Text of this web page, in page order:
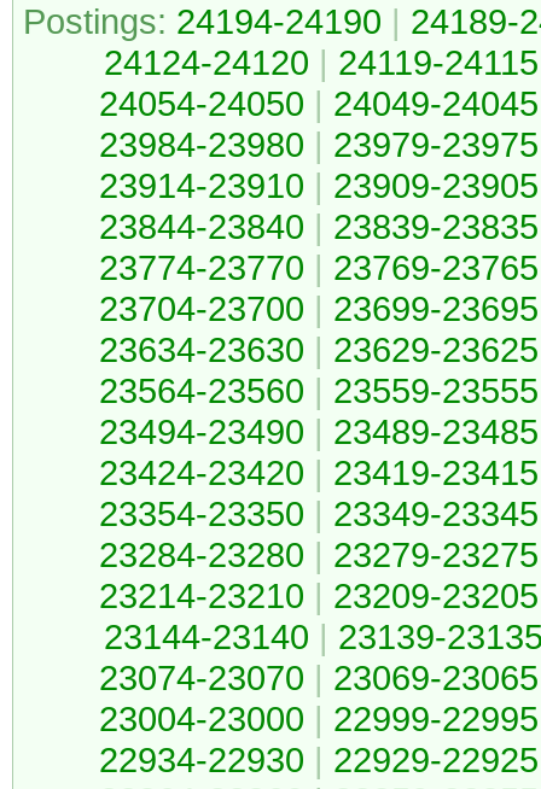
Postings: 24194-24190 | 24189-
24124-24120 | 24119-24115
24054-24050 | 24049-24045
23984-23980 | 23979-23975
23914-23910 | 23909-23905
23844-23840 | 23839-23835
23774-23770 | 23769-23765
23704-23700 | 23699-23695
23634-23630 | 23629-23625
23564-23560 | 23559-23555
23494-23490 | 23489-23485
23424-23420 | 23419-23415
23354-23350 | 23349-23345
23284-23280 | 23279-23275
23214-23210 | 23209-23205
23144-23140 | 23139-
23074-23070 | 23069-23065
23004-23000 | 22999-22995
22934-22930 | 22929-22925